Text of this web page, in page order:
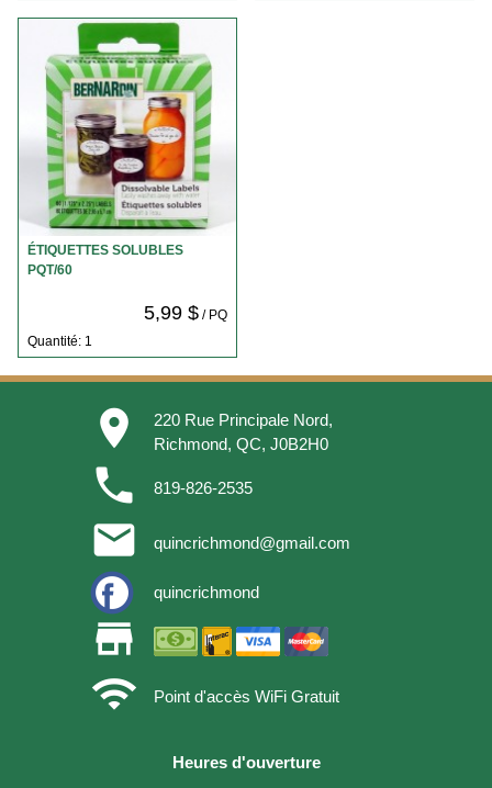
ÉTIQUETTES SOLUBLES
PQT/60
5,99 $/ PQ
Quantité: 1
place
220 Rue Principale Nord,
Richmond, QC, J0B2H0
phone 819-826-2535
email quincrichmond@gmail.com
quincrichmond
store
wifi
Point d'accès WiFi Gratuit
Heures d'ouverture